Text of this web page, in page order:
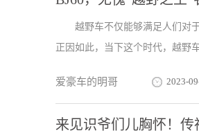
越野车不仅能够满足人们对
正因如此，当下这个时代，越野
爱豪车的明哥 2023-
来见识爷们儿胸怀！传